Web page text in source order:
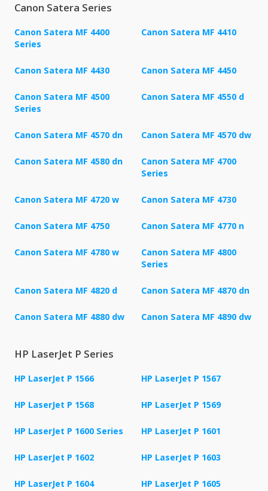
Canon Satera Series
Canon Satera MF 4400
Series
Canon Satera MF 4410
Canon Satera MF 4430 Canon Satera MF 4450
Canon Satera MF 4500
Series
Canon Satera MF 4550 d
Canon Satera MF 4570 dn Canon Satera MF 4570 dw
Canon Satera MF 4580 dn
Canon Satera MF 4700
Series
Canon Satera MF 4720 w Canon Satera MF 4730
Canon Satera MF 4750 Canon Satera MF 4770 n
Canon Satera MF 4780 w
Canon Satera MF 4800
Series
Canon Satera MF 4820 d Canon Satera MF 4870 dn
Canon Satera MF 4880 dw Canon Satera MF 4890 dw
HP LaserJet P Series
HP LaserJet P 1566 HP LaserJet P 1567
HP LaserJet P 1568 HP LaserJet P 1569
HP LaserJet P 1600 Series HP LaserJet P 1601
HP LaserJet P 1602 HP LaserJet P 1603
HP LaserJet P 1604 HP LaserJet P 1605